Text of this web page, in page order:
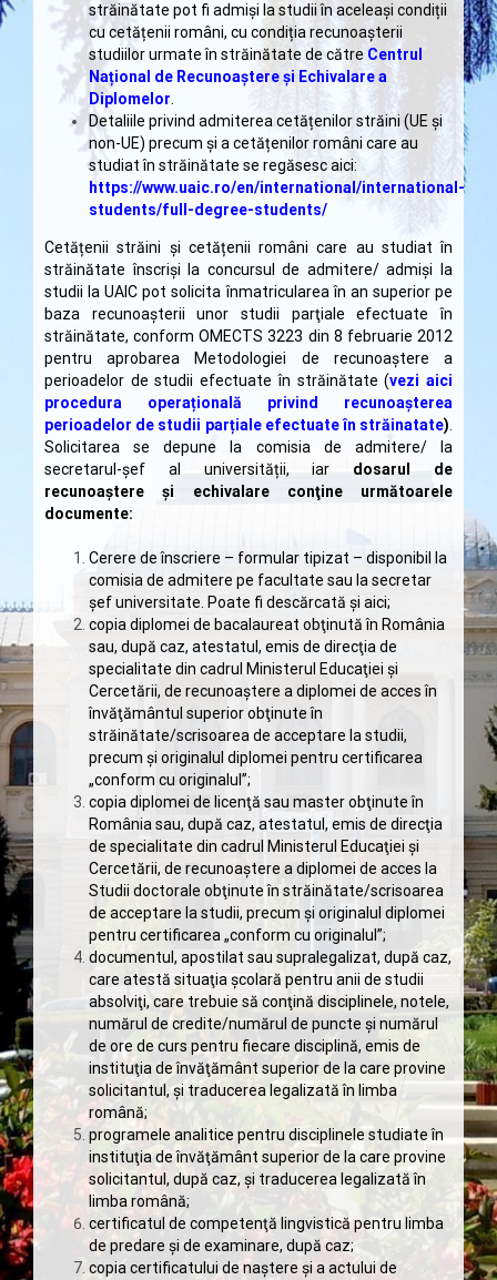
străinătate pot fi admiși la studii în aceleași condiții
cu cetățenii români, cu condiția recunoașterii
studiilor urmate în străinătate de către Centrul
Național de Recunoaștere și Echivalare a
Diplomelor
Detaliile privind admiterea cetățenilor străini (UE și
non-UE) precum și a cetățenilor români care au
studiat în străinătate se regăsesc aici:
https://www.uaic.ro/en/international/international-
students/full-degree-students/
Cetățenii străini și cetățenii români care au studiat în
străinătate înscriși la concursul de admitere/ admiși la
studii la UAIC pot solicita înmatricularea în an superior pe
baza recunoaşterii unor studii parţiale efectuate în
străinătate, conform OMECTS 3223 din 8 februarie 2012
pentru aprobarea Metodologiei de recunoaştere a
perioadelor de studii efectuate în străinătate (vezi aici
procedura operațională privind recunoașterea
perioadelor de studii parțiale efectuate în străinatate)
Solicitarea se depune la comisia de admitere/ la
secretarul-șef al universității, iar d osarul de
recunoaştere și echivalare conţine următoarele
documente:
Cerere de înscriere – formular tipizat – disponibil la
comisia de admitere pe facultate sau la secretar
șef universitate. Poate fi descărcată și aici;
copia diplomei de bacalaureat obţinută în România
sau, după caz, atestatul, emis de direcţia de
specialitate din cadrul Ministerul Educaţiei și
Cercetării, de recunoaştere a diplomei de acces în
învăţământul superior obţinute în
străinătate/scrisoarea de acceptare la studii,
precum și originalul diplomei pentru certificarea
„conform cu originalul”;
copia diplomei de licenţă sau master obţinute în
România sau, după caz, atestatul, emis de direcţia
de specialitate din cadrul Ministerul Educaţiei și
Cercetării, de recunoaştere a diplomei de acces la
Studii doctorale obţinute în străinătate/scrisoarea
de acceptare la studii, precum și originalul diplomei
pentru certificarea „conform cu originalul”;
documentul, apostilat sau supralegalizat, după caz,
care atestă situaţia şcolară pentru anii de studii
absolviţi, care trebuie să conţină disciplinele, notele,
numărul de credite/numărul de puncte şi numărul
de ore de curs pentru fiecare disciplină, emis de
instituţia de învăţământ superior de la care provine
solicitantul, şi traducerea legalizată în limba
română;
programele analitice pentru disciplinele studiate în
instituţia de învăţământ superior de la care provine
solicitantul, după caz, şi traducerea legalizată în
limba română;
certificatul de competenţă lingvistică pentru limba
de predare şi de examinare, după caz;
copia certificatului de naştere şi a actului de